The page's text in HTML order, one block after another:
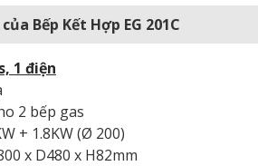
Bếp Kết Hợp EG 201C
1 điện
2 bếp gas
+ 1.8KW (Ø 200)
x D480 x H82mm